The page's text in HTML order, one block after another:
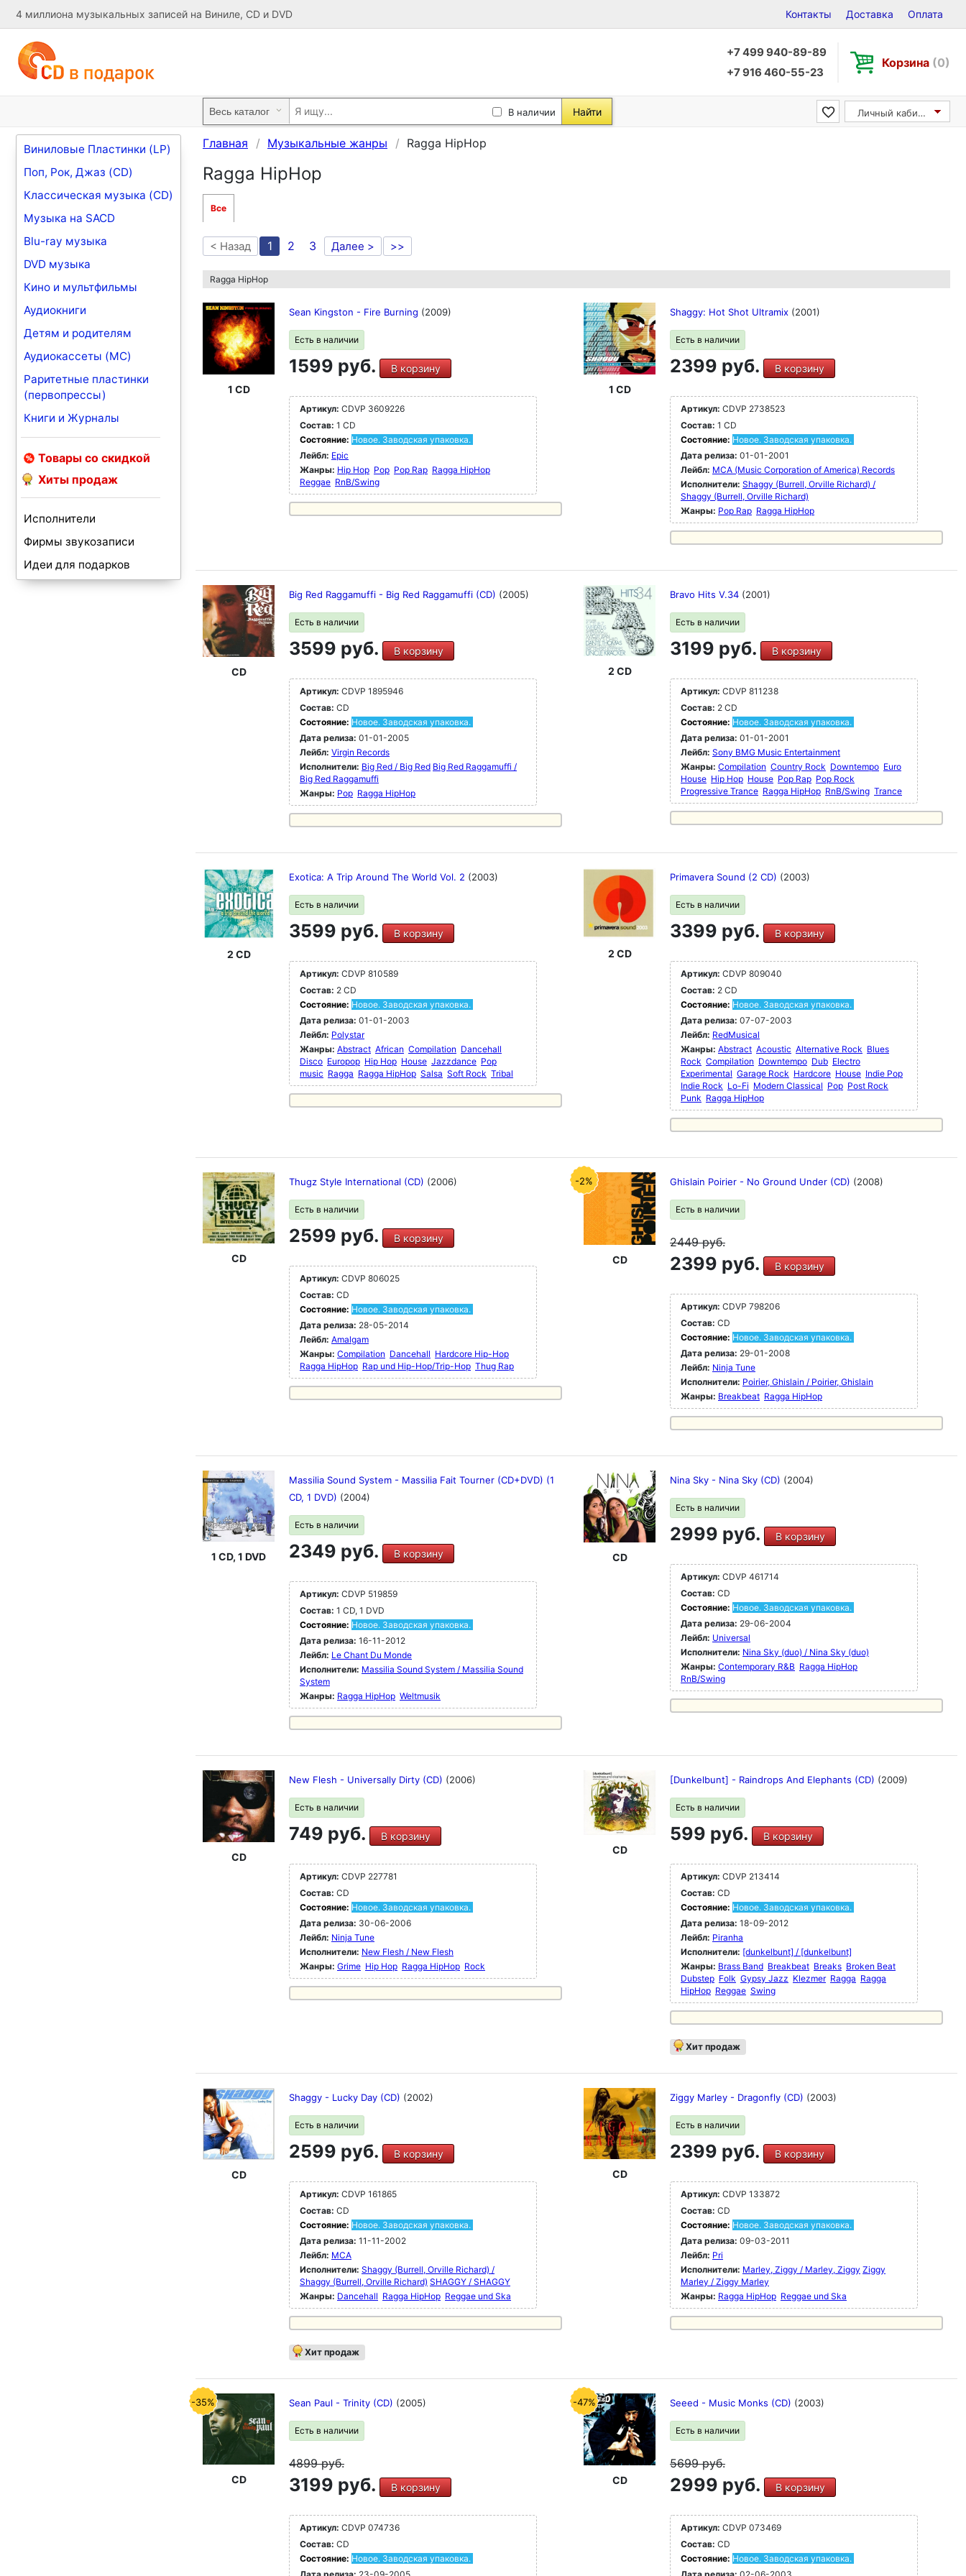
4 миллиона музыкальных записей на Виниле, CD и DVD Контакты Доставка Оплата
+7 499 940-89-89
+7 916 460-55-23
Корзина (0)
В наличии Найти Личный кабинет
Виниловые Пластинки (LP)
Поп, Рок, Джаз (CD)
Классическая музыка (CD)
Музыка на SACD
Blu-ray музыка
DVD музыка
Кино и мультфильмы
Аудиокниги
Детям и родителям
Аудиокассеты (MC)
Раритетные пластинки
(первопрессы)
Книги и Журналы
Товары со скидкой
Хиты продаж
Исполнители
Фирмы звукозаписи
Идеи для подарков
Главная Музыкальные жанры Ragga HipHop
Ragga HipHop
Все
< Назад 1 2 3 Далее > >>
Ragga HipHop
1 CD
Sean Kingston - Fire Burning (2009)
Есть в наличии
1599 руб. В корзину
Артикул: CDVP 3609226
Состав: 1 CD
Состояние: Новое. Заводская упаковка.
Лейбл: Epic
Жанры: Hip Hop Pop Pop Rap Ragga HipHop
Reggae RnB/Swing
1 CD
Shaggy: Hot Shot Ultramix (2001)
Есть в наличии
2399 руб. В корзину
Артикул: CDVP 2738523
Состав: 1 CD
Состояние: Новое. Заводская упаковка.
Дата релиза: 01-01-2001
Лейбл: MCA (Music Corporation of America) Records
Исполнители: Shaggy (Burrell, Orville Richard) /
Shaggy (Burrell, Orville Richard)
Жанры: Pop Rap Ragga HipHop
CD
Big Red Raggamuffi - Big Red Raggamuffi (CD) (2005)
Есть в наличии
3599 руб. В корзину
Артикул: CDVP 1895946
Состав: CD
Состояние: Новое. Заводская упаковка.
Дата релиза: 01-01-2005
Лейбл: Virgin Records
Исполнители: Big Red / Big Red Big Red Raggamuffi /
Big Red Raggamuffi
Жанры: Pop Ragga HipHop
2 CD
Bravo Hits V.34 (2001)
Есть в наличии
3199 руб. В корзину
Артикул: CDVP 811238
Состав: 2 CD
Состояние: Новое. Заводская упаковка.
Дата релиза: 01-01-2001
Лейбл: Sony BMG Music Entertainment
Жанры: Compilation Country Rock Downtempo Euro
House Hip Hop House Pop Rap Pop Rock
Progressive Trance Ragga HipHop RnB/Swing Trance
2 CD
Exotica: A Trip Around The World Vol. 2 (2003)
Есть в наличии
3599 руб. В корзину
Артикул: CDVP 810589
Состав: 2 CD
Состояние: Новое. Заводская упаковка.
Дата релиза: 01-01-2003
Лейбл: Polystar
Жанры: Abstract African Compilation Dancehall
Disco Europop Hip Hop House Jazzdance Pop
music Ragga Ragga HipHop Salsa Soft Rock Tribal
2 CD
Primavera Sound (2 CD) (2003)
Есть в наличии
3399 руб. В корзину
Артикул: CDVP 809040
Состав: 2 CD
Состояние: Новое. Заводская упаковка.
Дата релиза: 07-07-2003
Лейбл: RedMusical
Жанры: Abstract Acoustic Alternative Rock Blues
Rock Compilation Downtempo Dub Electro
Experimental Garage Rock Hardcore House Indie Pop
Indie Rock Lo-Fi Modern Classical Pop Post Rock
Punk Ragga HipHop
CD
Thugz Style International (CD) (2006)
Есть в наличии
2599 руб. В корзину
Артикул: CDVP 806025
Состав: CD
Состояние: Новое. Заводская упаковка.
Дата релиза: 28-05-2014
Лейбл: Amalgam
Жанры: Compilation Dancehall Hardcore Hip-Hop
Ragga HipHop Rap und Hip-Hop/Trip-Hop Thug Rap
-2%
CD
Ghislain Poirier - No Ground Under (CD) (2008)
Есть в наличии
2449руб.
2399 руб. В корзину
Артикул: CDVP 798206
Состав: CD
Состояние: Новое. Заводская упаковка.
Дата релиза: 29-01-2008
Лейбл: Ninja Tune
Исполнители: Poirier, Ghislain / Poirier, Ghislain
Жанры: Breakbeat Ragga HipHop
1 CD, 1 DVD
Massilia Sound System - Massilia Fait Tourner (CD+DVD) (1
CD, 1 DVD) (2004)
Есть в наличии
2349 руб. В корзину
Артикул: CDVP 519859
Состав: 1 CD, 1 DVD
Состояние: Новое. Заводская упаковка.
Дата релиза: 16-11-2012
Лейбл: Le Chant Du Monde
Исполнители: Massilia Sound System / Massilia Sound
System
Жанры: Ragga HipHop Weltmusik
CD
Nina Sky - Nina Sky (CD) (2004)
Есть в наличии
2999 руб. В корзину
Артикул: CDVP 461714
Состав: CD
Состояние: Новое. Заводская упаковка.
Дата релиза: 29-06-2004
Лейбл: Universal
Исполнители: Nina Sky (duo) / Nina Sky (duo)
Жанры: Contemporary R&B Ragga HipHop
RnB/Swing
CD
New Flesh - Universally Dirty (CD) (2006)
Есть в наличии
749 руб. В корзину
Артикул: CDVP 227781
Состав: CD
Состояние: Новое. Заводская упаковка.
Дата релиза: 30-06-2006
Лейбл: Ninja Tune
Исполнители: New Flesh / New Flesh
Жанры: Grime Hip Hop Ragga HipHop Rock
CD
[Dunkelbunt] - Raindrops And Elephants (CD) (2009)
Есть в наличии
599 руб. В корзину
Артикул: CDVP 213414
Состав: CD
Состояние: Новое. Заводская упаковка.
Дата релиза: 18-09-2012
Лейбл: Piranha
Исполнители: [dunkelbunt] / [dunkelbunt]
Жанры: Brass Band Breakbeat Breaks Broken Beat
Dubstep Folk Gypsy Jazz Klezmer Ragga Ragga
HipHop Reggae Swing
Хит продаж
CD
Shaggy - Lucky Day (CD) (2002)
Есть в наличии
2599 руб. В корзину
Артикул: CDVP 161865
Состав: CD
Состояние: Новое. Заводская упаковка.
Дата релиза: 11-11-2002
Лейбл: MCA
Исполнители: Shaggy (Burrell, Orville Richard) /
Shaggy (Burrell, Orville Richard) SHAGGY / SHAGGY
Жанры: Dancehall Ragga HipHop Reggae und Ska
Хит продаж
CD
Ziggy Marley - Dragonfly (CD) (2003)
Есть в наличии
2399 руб. В корзину
Артикул: CDVP 133872
Состав: CD
Состояние: Новое. Заводская упаковка.
Дата релиза: 09-03-2011
Лейбл: Pri
Исполнители: Marley, Ziggy / Marley, Ziggy Ziggy
Marley / Ziggy Marley
Жанры: Ragga HipHop Reggae und Ska
-35%
CD
Sean Paul - Trinity (CD) (2005)
Есть в наличии
4899руб.
3199 руб. В корзину
Артикул: CDVP 074736
Состав: CD
Состояние: Новое. Заводская упаковка.
-47%
CD
Seeed - Music Monks (CD) (2003)
Есть в наличии
5699руб.
2999 руб. В корзину
Артикул: CDVP 073469
Состав: CD
Состояние: Новое. Заводская упаковка.